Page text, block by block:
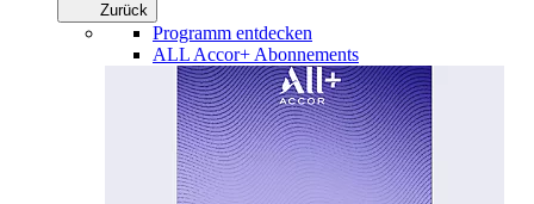
Zurück
Programm entdecken
ALL Accor+ Abonnements